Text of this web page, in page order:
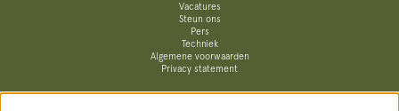
Vacatures
Steun ons
Pers
Techniek
Algemene voorwaarden
Privacy statement